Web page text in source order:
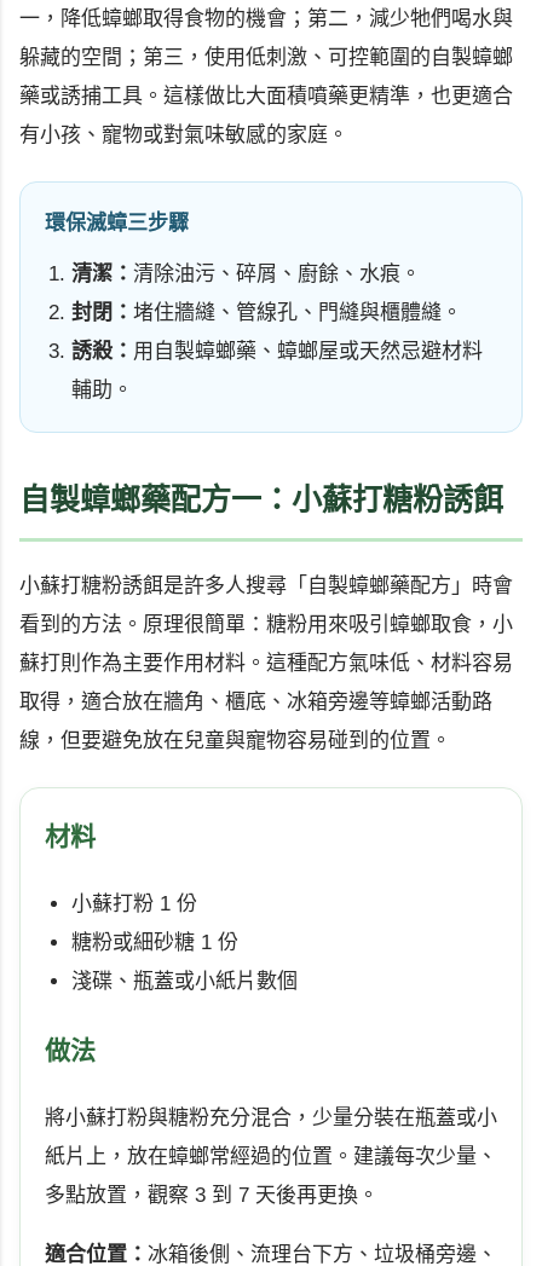
一，降低蟑螂取得食物的機會；第二，減少牠們喝水與
躲藏的空間；第三，使用低刺激、可控範圍的自製蟑螂
藥或誘捕工具。這樣做比大面積噴藥更精準，也更適合
有小孩、寵物或對氣味敏感的家庭。
環保滅蟑三步驟
清潔： 清除油污、碎屑、廚餘、水痕。
封閉： 堵住牆縫、管線孔、門縫與櫃體縫。
誘殺： 用自製蟑螂藥、蟑螂屋或天然忌避材料
輔助。
自製蟑螂藥配方一：小蘇打糖粉誘餌
小蘇打糖粉誘餌是許多人搜尋「自製蟑螂藥配方」時會
看到的方法。原理很簡單：糖粉用來吸引蟑螂取食，小
蘇打則作為主要作用材料。這種配方氣味低、材料容易
取得，適合放在牆角、櫃底、冰箱旁邊等蟑螂活動路
線，但要避免放在兒童與寵物容易碰到的位置。
材料
小蘇打粉 1 份
糖粉或細砂糖 1 份
淺碟、瓶蓋或小紙片數個
做法
將小蘇打粉與糖粉充分混合，少量分裝在瓶蓋或小
紙片上，放在蟑螂常經過的位置。建議每次少量、
多點放置，觀察 3 到 7 天後再更換。
適合位置： 冰箱後側、流理台下方、垃圾桶旁邊、